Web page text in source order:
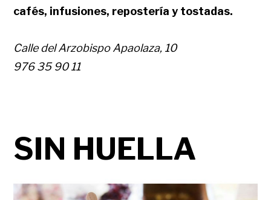
cafés, infusiones, repostería y tostadas.
Calle del Arzobispo Apaolaza, 10
976 35 90 11
SIN HUELLA